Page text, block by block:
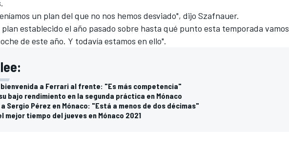
un plan del que no nos hemos desviado", dijo Szafnauer.
establecido el año pasado sobre hasta qué punto esta temporada vamos
de este año. Y todavía estamos en ello".
a Ferrari al frente: "Es más competencia"
bajo rendimiento en la segunda práctica en Mónaco
Sergio Pérez en Mónaco: "Está a menos de dos décimas"
mejor tiempo del jueves en Mónaco 2021